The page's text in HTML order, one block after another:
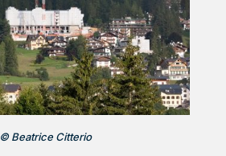
© Beatrice Citterio